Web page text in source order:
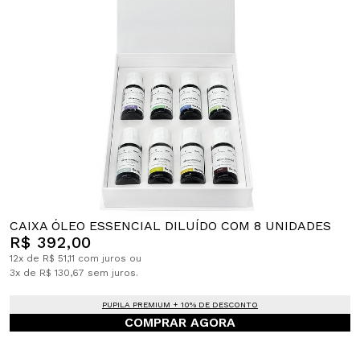
CAIXA ÓLEO ESSENCIAL DILUÍDO COM 8 UNIDADES
R$ 392,00
12x de R$ 51,11 com juros ou
3x de R$ 130,67 sem juros.
PUPILA PREMIUM + 10% DE DESCONTO
COMPRAR AGORA